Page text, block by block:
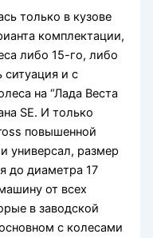
только в кузове
комплектации,
либо 15-го, либо
и с
на “Лада Веста
SE. И только
повышенной
универсал, размер
до диаметра 17
от всех
в заводской
с колесами